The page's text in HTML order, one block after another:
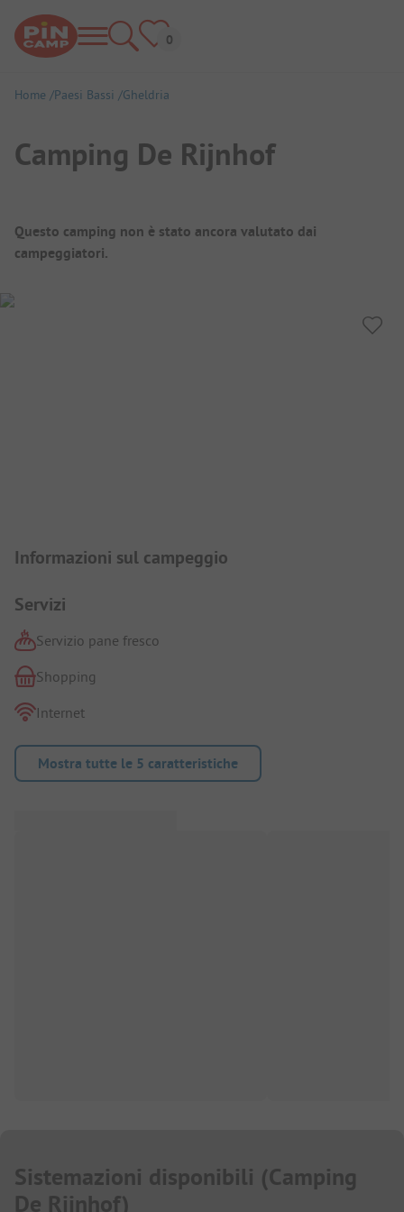
Home Paesi Bassi Gheldria
Camping De Rijnhof
Panoramica del campeggio
Questo camping non è stato ancora valutato dai
campeggiatori.
Informazioni sul campeggio
Servizi
Servizio pane fresco
Shopping
Internet
Mostra tutte le 5 caratteristiche
Sistemazioni disponibili (Camping
De Rijnhof)